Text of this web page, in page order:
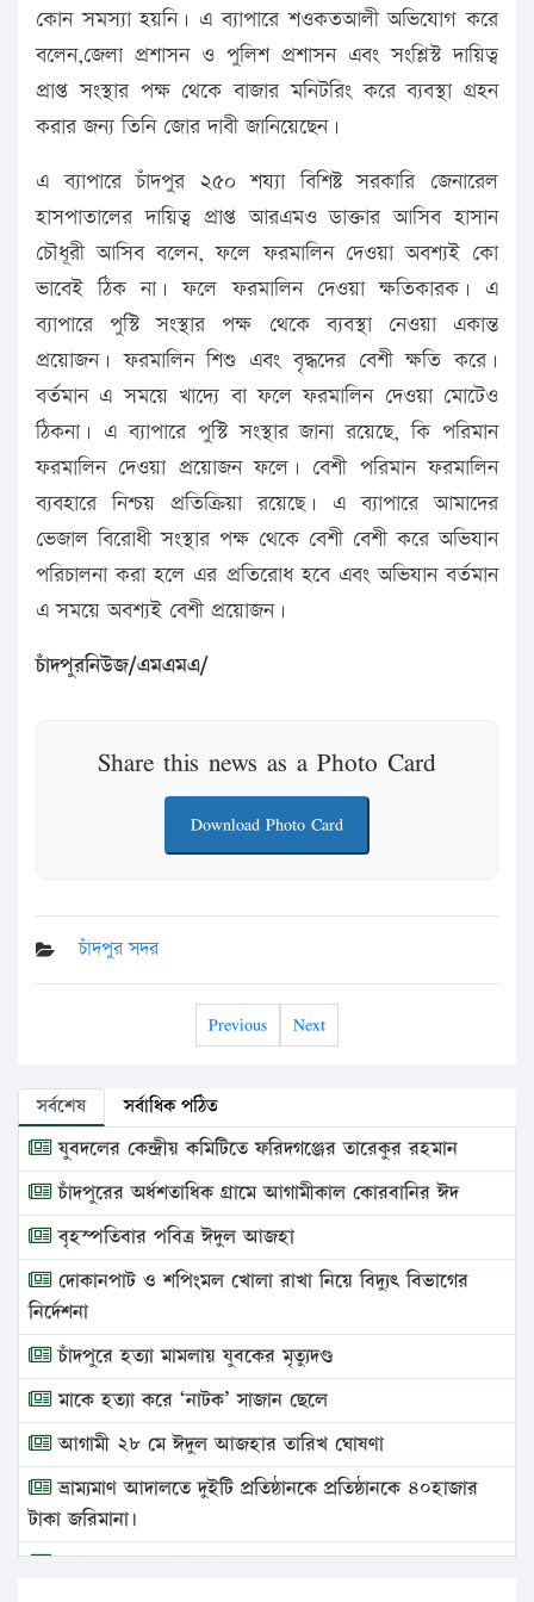
কোন সমস্যা হয়নি। এ ব্যাপারে শওকতআলী অভিযোগ করে
বলেন,জেলা প্রশাসন ও পুলিশ প্রশাসন এবং সংশ্লিস্ট দায়িত্ব
প্রাপ্ত সংস্থার পক্ষ থেকে বাজার মনিটরিং করে ব্যবস্থা গ্রহন
করার জন্য তিনি জোর দাবী জানিয়েছেন।
এ ব্যাপারে চাঁদপুর ২৫০ শয্যা বিশিষ্ট সরকারি জেনারেল
হাসপাতালের দায়িত্ব প্রাপ্ত আরএমও ডাক্তার আসিব হাসান
চৌধূরী আসিব বলেন, ফলে ফরমালিন দেওয়া অবশ্যই কো
ভাবেই ঠিক না। ফলে ফরমালিন দেওয়া ক্ষতিকারক। এ
ব্যাপারে পুস্টি সংস্থার পক্ষ থেকে ব্যবস্থা নেওয়া একান্ত
প্রয়োজন। ফরমালিন শিশু এবং বৃদ্ধদের বেশী ক্ষতি করে।
বর্তমান এ সময়ে খাদ্যে বা ফলে ফরমালিন দেওয়া মোটেও
ঠিকনা। এ ব্যাপারে পুস্টি সংস্থার জানা রয়েছে, কি পরিমান
ফরমালিন দেওয়া প্রয়োজন ফলে। বেশী পরিমান ফরমালিন
ব্যবহারে নিশ্চয় প্রতিক্রিয়া রয়েছে। এ ব্যাপারে আমাদের
ভেজাল বিরোধী সংস্থার পক্ষ থেকে বেশী বেশী করে অভিযান
পরিচালনা করা হলে এর প্রতিরোধ হবে এবং অভিযান বর্তমান
এ সময়ে অবশ্যই বেশী প্রয়োজন।
চাঁদপুরনিউজ/এমএমএ/
Share this news as a Photo Card
Download Photo Card
চাঁদপুর সদর
Previous Next
সর্বশেষ সর্বাধিক পঠিত
যুবদলের কেন্দ্রীয় কমিটিতে ফরিদগঞ্জের তারেকুর রহমান
চাঁদপুরের অর্ধশতাধিক গ্রামে আগামীকাল কোরবানির ঈদ
বৃহস্পতিবার পবিত্র ঈদুল আজহা
দোকানপাট ও শপিংমল খোলা রাখা নিয়ে বিদ্যুৎ বিভাগের
নির্দেশনা
চাঁদপুরে হত্যা মামলায় যুবকের মৃত্যুদণ্ড
মাকে হত্যা করে ‘নাটক’ সাজান ছেলে
আগামী ২৮ মে ঈদুল আজহার তারিখ ঘোষণা
ভ্রাম্যমাণ আদালতে দুইটি প্রতিষ্ঠানকে প্রতিষ্ঠানকে ৪০হাজার
টাকা জরিমানা।
এবার লঞ্চের ভাড়া বাড়ল